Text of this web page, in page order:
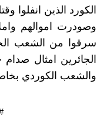
الكورد الذين انفلوا
وصودرت اموالهم
سرقوا من الشعب
الجائرين امثال
والشعب الكوردي